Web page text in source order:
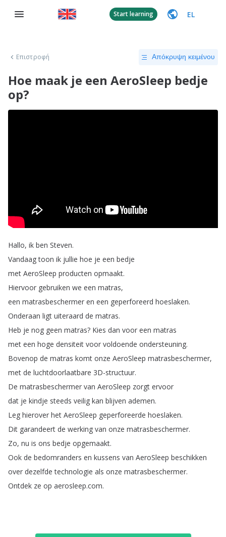
Start learning EL
Επιστροφή Απόκρυψη κειμένου
Hoe maak je een AeroSleep bedje
op?
Hallo, ik ben Steven.
Vandaag toon ik jullie hoe je een bedje
met AeroSleep producten opmaakt.
Hiervoor gebruiken we een matras,
een matrasbeschermer en een geperforeerd hoeslaken.
Onderaan ligt uiteraard de matras.
Heb je nog geen matras? Kies dan voor een matras
met een hoge densiteit voor voldoende ondersteuning.
Bovenop de matras komt onze AeroSleep matrasbeschermer,
met de luchtdoorlaatbare 3D-structuur.
De matrasbeschermer van AeroSleep zorgt ervoor
dat je kindje steeds veilig kan blijven ademen.
Leg hierover het AeroSleep geperforeerde hoeslaken.
Dit garandeert de werking van onze matrasbeschermer.
Zo, nu is ons bedje opgemaakt.
Ook de bedomranders en kussens van AeroSleep beschikken
over dezelfde technologie als onze matrasbeschermer.
Ontdek ze op aerosleep.com.